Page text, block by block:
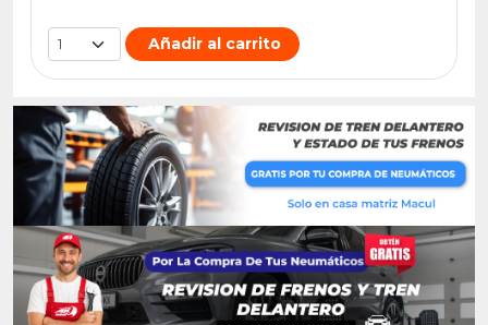
Añadir al carrito